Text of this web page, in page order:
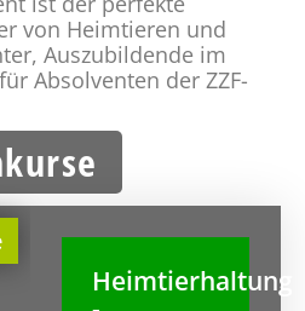
von Heimtieren und
Auszubildende im
Absolventen der ZZF-
Heimtierhaltung